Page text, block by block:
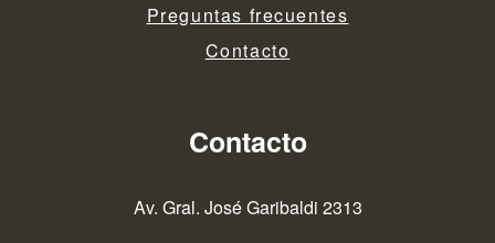
Preguntas frecuentes
Contacto
Contacto
Av. Gral. José Garibaldi 2313